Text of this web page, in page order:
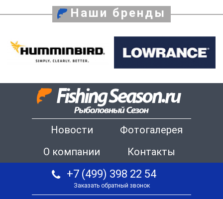
Наши бренды
Новости
Фотогалерея
О компании
Контакты
+7 (499) 398 22 54
Заказать обратный звонок